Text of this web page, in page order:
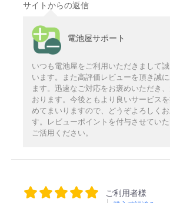
サイトからの返信
電池屋サポート
いつも電池屋をご利用いただきまして
います。また高評価レビューを頂き誠
ます。迅速なご対応をお褒めいただき
おります。今後ともより良いサービス
めてまいりますので、どうぞよろしく
す。レビューポイントを付与させていた
ご活用ください。
ご利用者様